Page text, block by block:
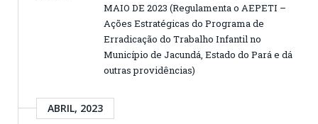
MAIO DE 2023 (Regulamenta o AEPETI –
Ações Estratégicas do Programa de
Erradicação do Trabalho Infantil no
Município de Jacundá, Estado do Pará e dá
outras providências)
ABRIL, 2023